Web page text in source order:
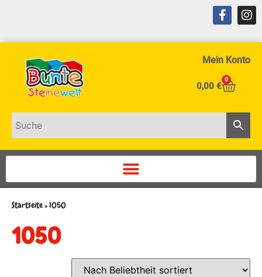
Mein Konto
0,00 €
0
Startseite»1050
1050